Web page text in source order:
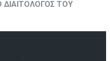
ΔΙΑΙΤΟΛΟΓΟΣ ΤΟΥ